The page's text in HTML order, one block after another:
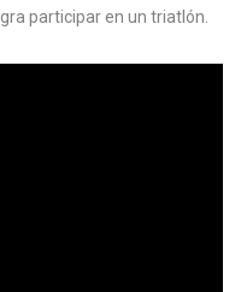
participar en un triatlón.